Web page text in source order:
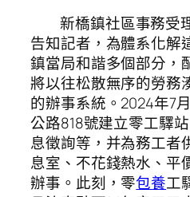
新橋鎮社區事務受
告知記者，為體系化解
鎮當局和諧多個部分，
將以往松散無序的勞務
的辦事系統。2024年7
公路818號建立零工驛
息徵詢等，并為務工者
息室、不花錢熱水、平
辦事。此刻，零包養工